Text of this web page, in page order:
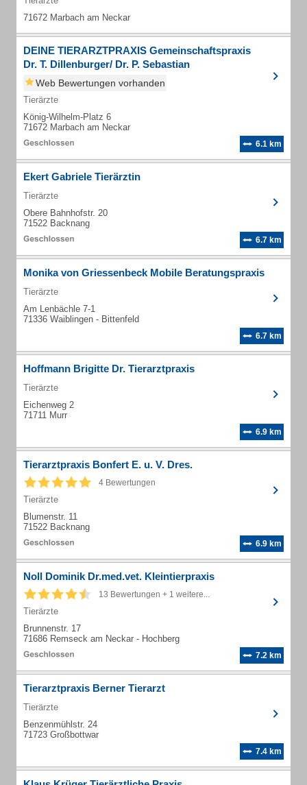
71672 Marbach am Neckar
DEINE TIERARZTPRAXIS Gemeinschaftspraxis
Dr. T. Dillenburger/ Dr. P. Sebastian
Web Bewertungen vorhanden
Tierärzte
König-Wilhelm-Platz 6
71672 Marbach am Neckar
6.1 km
Ekert Gabriele Tierärztin
Tierärzte
Obere Bahnhofstr. 20
71522 Backnang
6.7 km
Monika von Griessenbeck Mobile Beratungspraxis
Tierärzte
Am Lenbächle 7-1
71336 Waiblingen - Bittenfeld
6.7 km
Hoffmann Brigitte Dr. Tierarztpraxis
Tierärzte
Eichenweg 2
71711 Murr
6.9 km
Tierarztpraxis Bonfert E. u. V. Dres.
4 Bewertungen
Tierärzte
Blumenstr. 11
71522 Backnang
6.9 km
Noll Dominik Dr.med.vet. Kleintierpraxis
13 Bewertungen + 1 weitere...
Tierärzte
Brunnenstr. 17
71686 Remseck am Neckar - Hochberg
7.2 km
Tierarztpraxis Berner Tierarzt
Tierärzte
Benzenmühlstr. 24
71723 Großbottwar
7.4 km